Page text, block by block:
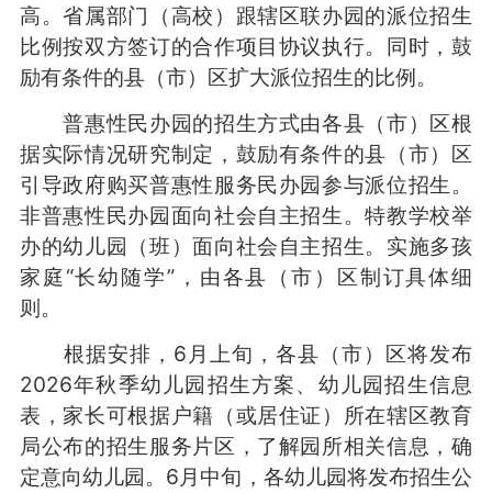
高。省属部门（高校）跟辖区联办园的派位招生
比例按双方签订的合作项目协议执行。同时，鼓
励有条件的县（市）区扩大派位招生的比例。
普惠性民办园的招生方式由各县（市）区根
据实际情况研究制定，鼓励有条件的县（市）区
引导政府购买普惠性服务民办园参与派位招生。
非普惠性民办园面向社会自主招生。特教学校举
办的幼儿园（班）面向社会自主招生。实施多孩
家庭“长幼随学”，由各县（市）区制订具体细
则。
根据安排，6月上旬，各县（市）区将发布
2026年秋季幼儿园招生方案、幼儿园招生信息
表，家长可根据户籍（或居住证）所在辖区教育
局公布的招生服务片区，了解园所相关信息，确
定意向幼儿园。6月中旬，各幼儿园将发布招生公